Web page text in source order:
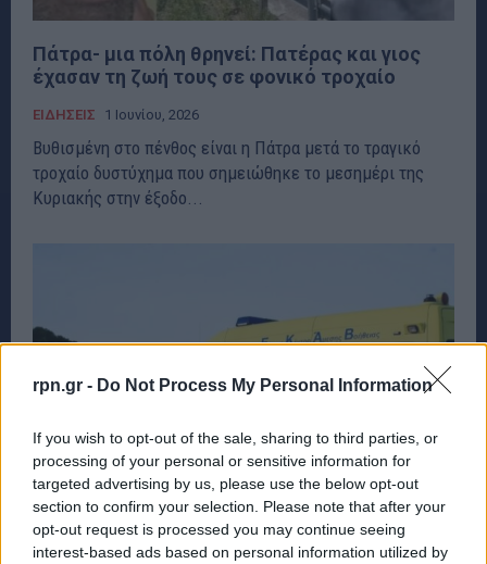
rpn.gr - Do Not Process My Personal Information
If you wish to opt-out of the sale, sharing to third parties, or
processing of your personal or sensitive information for
targeted advertising by us, please use the below opt-out
section to confirm your selection. Please note that after your
opt-out request is processed you may continue seeing
interest-based ads based on personal information utilized by
Πάτρα- μια πόλη θρηνεί: Πατέρας και γιος
έχασαν τη ζωή τους σε φονικό τροχαίο
ΕΙΔΗΣΕΙΣ 1 Ιουνίου, 2026
Βυθισμένη στο πένθος είναι η Πάτρα μετά το τραγικό
τροχαίο δυστύχημα που σημειώθηκε το μεσημέρι της
Κυριακής στην έξοδο...